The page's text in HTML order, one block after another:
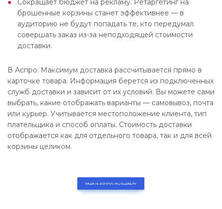
Сокращает бюджет на рекламу. Ретаргетинг на
брошенные корзины станет эффективнее — в
аудиторию не будут попадать те, кто передумал
совершать заказ из-за неподходящей стоимости
доставки.
В Аспро: Максимум доставка рассчитывается прямо в
карточке товара. Информация берется из подключенных
служб доставки и зависит от их условий. Вы можете сами
выбрать, какие отображать варианты — самовывоз, почта
или курьер. Учитывается местоположение клиента, тип
плательщика и способ оплаты. Стоимость доставки
отображается как для отдельного товара, так и для всей
корзины целиком.